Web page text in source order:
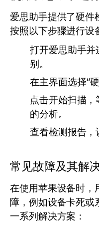
爱思助手提供了硬件
按照以下步骤进行设
打开爱思助手并
别。
在主界面选择“
点击开始扫描
的分析。
查看检测报告，
常见故障及其解
在使用苹果设备时，
障，例如设备卡死或
一系列解决方案：